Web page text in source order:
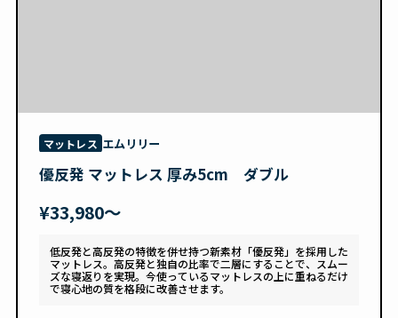
マットレス エムリリー
優反発 マットレス 厚み5cm ダブル
¥33,980〜
低反発と高反発の特徴を併せ持つ新素材「優反発」を採用した
マットレス。高反発と独自の比率で二層にすることで、スムー
ズな寝返りを実現。今使っているマットレスの上に重ねるだけ
で寝心地の質を格段に改善させます。